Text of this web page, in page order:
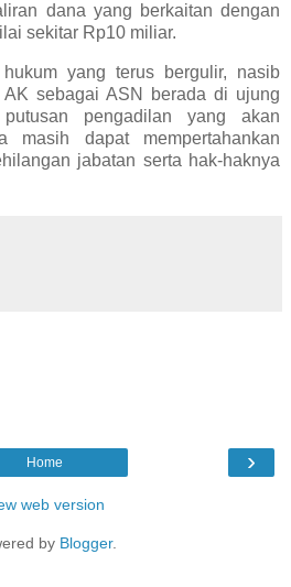
dana yang berkaitan dengan
sekitar Rp10 miliar.
yang terus bergulir, nasib
sebagai ASN berada di ujung
pengadilan yang akan
masih dapat mempertahankan
jabatan serta hak-haknya
›
Home
web version
by Blogger.